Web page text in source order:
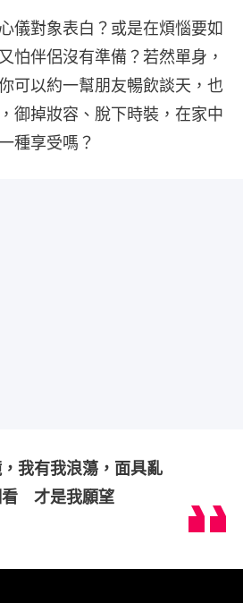
儀對象表白？或是在煩惱要如
怕伴侶沒有準備？若然單身，
可以約一幫朋友暢飲談天，也
御掉妝容、脫下時裝，在家中
種享受嗎？
我有我浪蕩，面具亂
看 才是我願望